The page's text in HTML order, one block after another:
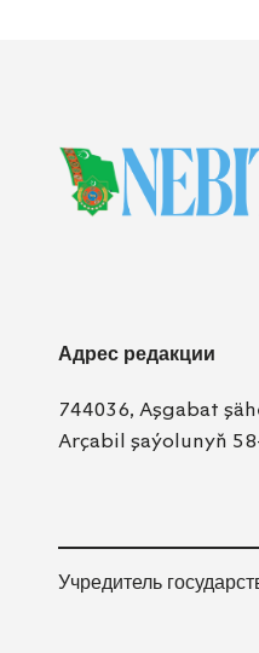
Адрес редакции
744036, Aşgabat
Arçabil şaýolunyň
Учредитель